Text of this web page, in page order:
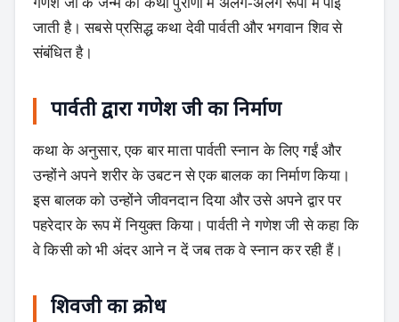
जाती है। सबसे प्रसिद्ध कथा देवी पार्वती और भगवान शिव से
संबंधित है।
पार्वती द्वारा गणेश जी का निर्माण
कथा के अनुसार, एक बार माता पार्वती स्नान के लिए गईं और
उन्होंने अपने शरीर के उबटन से एक बालक का निर्माण किया।
इस बालक को उन्होंने जीवनदान दिया और उसे अपने द्वार पर
पहरेदार के रूप में नियुक्त किया। पार्वती ने गणेश जी से कहा कि
वे किसी को भी अंदर आने न दें जब तक वे स्नान कर रही हैं।
शिवजी का क्रोध